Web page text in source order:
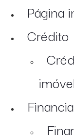
Página
Crédito